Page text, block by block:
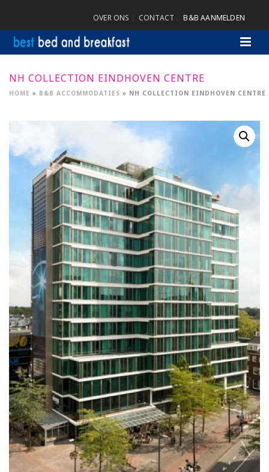
OVER ONS CONTACT B&B AANMELDEN
NH COLLECTION EINDHOVEN CENTRE
HOME » B&B ACCOMMODATIES » NH COLLECTION EINDHOVEN CENTRE